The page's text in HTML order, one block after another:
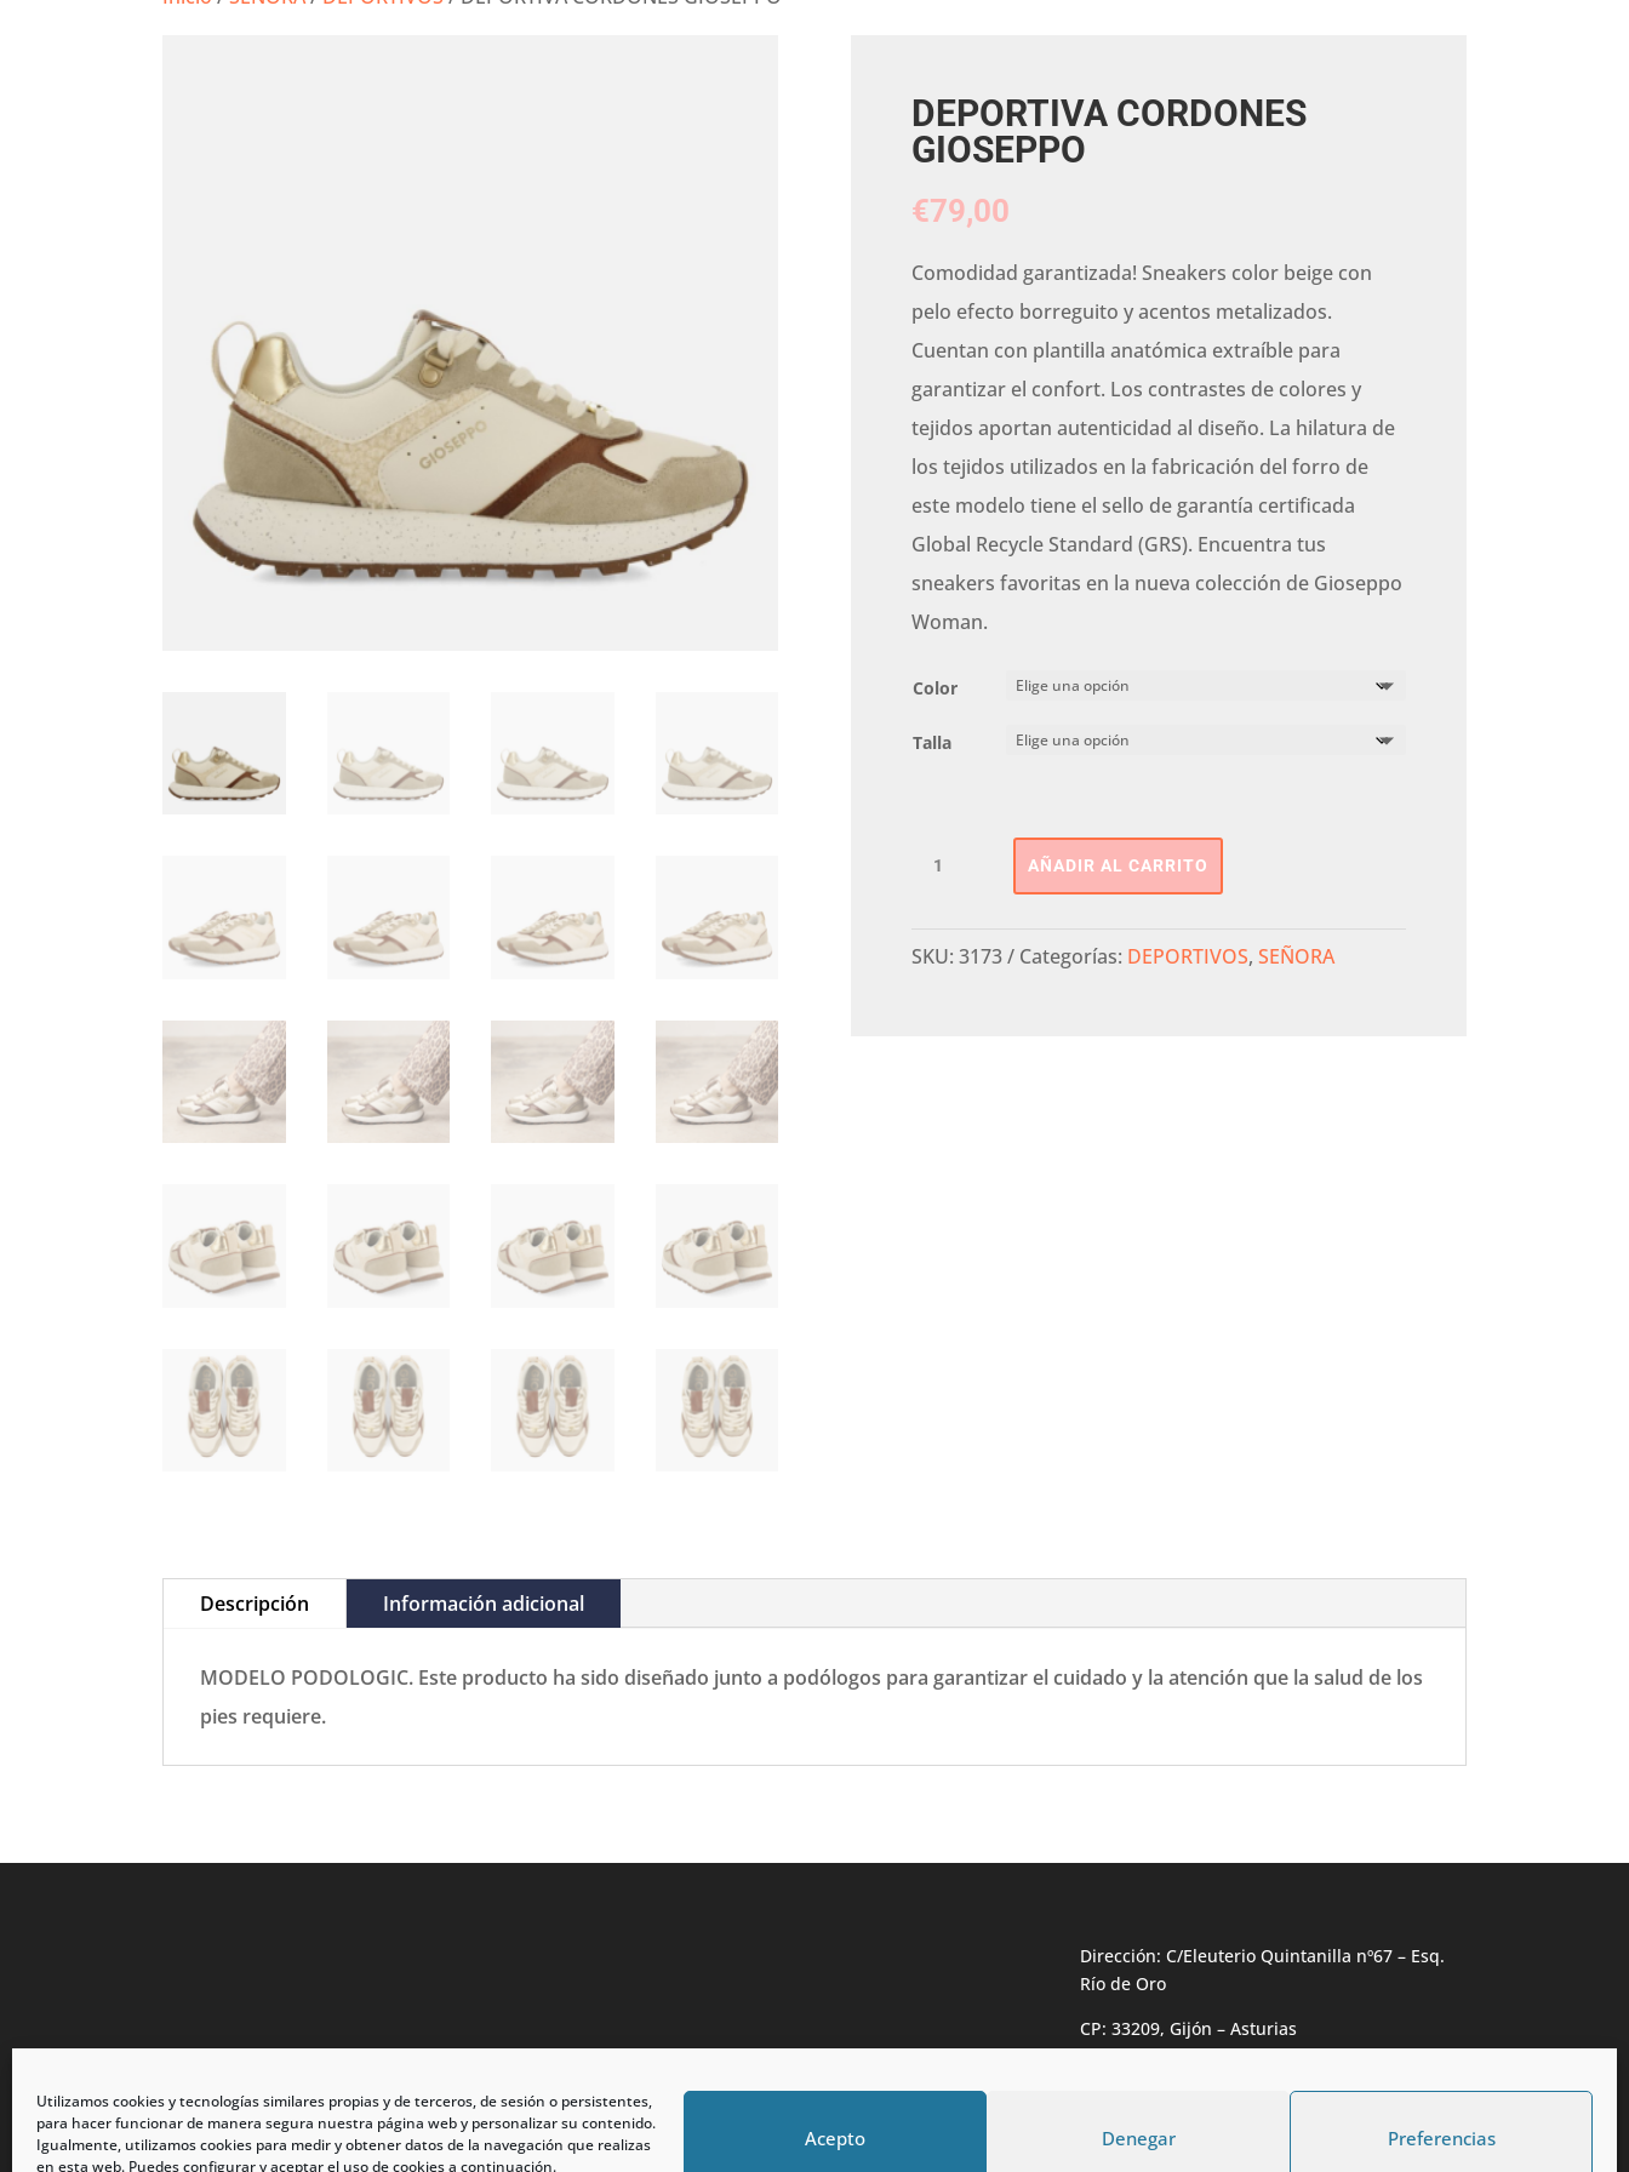
Utilizamos cookies y tecnologías similares propias y de terceros, de sesión o persistentes,
para hacer funcionar de manera segura nuestra página web y personalizar su contenido.
Igualmente, utilizamos cookies para medir y obtener datos de la navegación que realizas
en esta web. Puedes configurar y aceptar el uso de cookies a continuación.
Acepto Denegar Preferencias
DEPORTIVA CORDONES
GIOSEPPO
€79,00
Comodidad garantizada! Sneakers color beige con
pelo efecto borreguito y acentos metalizados.
Cuentan con plantilla anatómica extraíble para
garantizar el confort. Los contrastes de colores y
tejidos aportan autenticidad al diseño. La hilatura de
los tejidos utilizados en la fabricación del forro de
este modelo tiene el sello de garantía certificada
Global Recycle Standard (GRS). Encuentra tus
sneakers favoritas en la nueva colección de Gioseppo
Woman.
Color
Talla
CORDONES
AÑADIR AL CARRITO
SKU: 3173 Categorías: DEPORTIVOS, SEÑORA
Descripción Información adicional
MODELO PODOLOGIC. Este producto ha sido diseñado junto a podólogos para garantizar el cuidado y la atención que la salud de los
pies requiere.
Dirección: C/Eleuterio Quintanilla nº67 – Esq.
Río de Oro
CP: 33209, Gijón – Asturias